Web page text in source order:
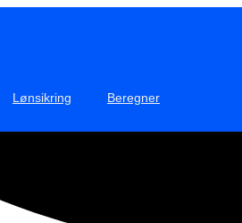
Lønsikring Beregner